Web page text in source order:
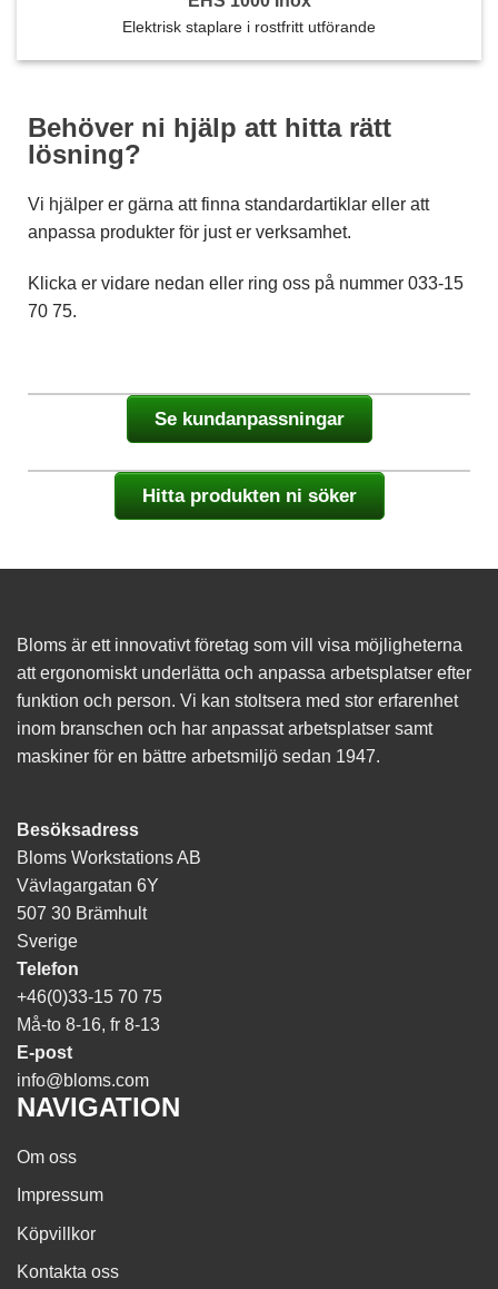
Elektrisk staplare i rostfritt utförande
Behöver ni hjälp att hitta rätt
lösning?
Vi hjälper er gärna att finna standardartiklar eller att
anpassa produkter för just er verksamhet.
Klicka er vidare nedan eller ring oss på nummer 033-15
70 75.
Se kundanpassningar
Hitta produkten ni söker
Bloms är ett innovativt företag som vill visa möjligheterna
att ergonomiskt underlätta och anpassa arbetsplatser efter
funktion och person. Vi kan stoltsera med stor erfarenhet
inom branschen och har anpassat arbetsplatser samt
maskiner för en bättre arbetsmiljö sedan 1947.
Besöksadress
Bloms Workstations AB
Vävlagargatan 6Y
507 30 Brämhult
Sverige
Telefon
+46(0)33-15 70 75
Må-to 8-16, fr 8-13
E-post
info@bloms.com
NAVIGATION
Om oss
Impressum
Köpvillkor
Kontakta oss